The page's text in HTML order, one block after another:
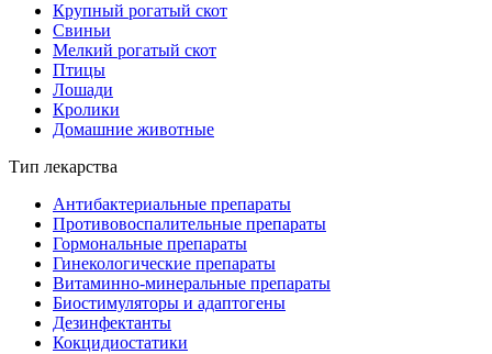
Крупный рогатый скот
Свиньи
Мелкий рогатый скот
Птицы
Лошади
Кролики
Домашние животные
Тип лекарства
Антибактериальные препараты
Противовоспалительные препараты
Гормональные препараты
Гинекологические препараты
Витаминно-минеральные препараты
Биостимуляторы и адаптогены
Дезинфектанты
Кокцидиостатики